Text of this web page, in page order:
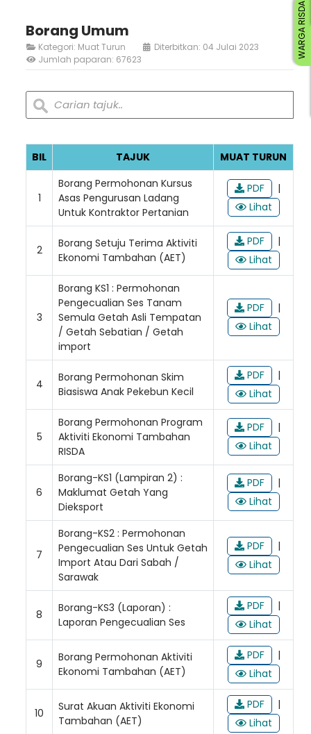
Borang Umum
Kategori: Muat Turun
Diterbitkan: 04 Julai 2023
Jumlah paparan: 67623
BIL TAJUK MUAT TURUN
1
Borang Permohonan Kursus
Asas Pengurusan Ladang
Untuk Kontraktor Pertanian
PDF
|
Lihat
2
Borang Setuju Terima Aktiviti
Ekonomi Tambahan (AET)
PDF
|
Lihat
3
Borang KS1 : Permohonan
Pengecualian Ses Tanam
Semula Getah Asli Tempatan
/ Getah Sebatian / Getah
import
PDF
|
Lihat
4
Borang Permohonan Skim
Biasiswa Anak Pekebun Kecil
PDF
|
Lihat
5
Borang Permohonan Program
Aktiviti Ekonomi Tambahan
RISDA
PDF
|
Lihat
6
Borang-KS1 (Lampiran 2) :
Maklumat Getah Yang
Dieksport
PDF
|
Lihat
7
Borang-KS2 : Permohonan
Pengecualian Ses Untuk Getah
Import Atau Dari Sabah /
Sarawak
PDF
|
Lihat
8
Borang-KS3 (Laporan) :
Laporan Pengecualian Ses
PDF
|
Lihat
9
Borang Permohonan Aktiviti
Ekonomi Tambahan (AET)
PDF
|
Lihat
10
Surat Akuan Aktiviti Ekonomi
Tambahan (AET)
PDF
|
Lihat
WARGA RISDA